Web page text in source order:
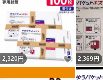
2,320円 いいね！
2,369円